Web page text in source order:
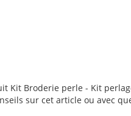
Kit Broderie perle - Kit
sur cet article ou avec